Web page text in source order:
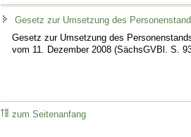
Gesetz zur Umsetzung des
Gesetz zur Umsetzung des
vom 11. Dezember 2008 (SächsGVBl. S.
zum Seitenanfang